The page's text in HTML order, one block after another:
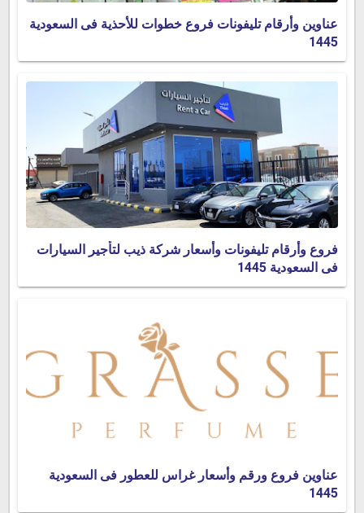
عناوين وأرقام تليفونات فروع خطوات للأحذية فى السعودية
1445
فروع وأرقام تليفونات وأسعار شركة ذيب لتأجير السيارات
فى السعودية 1445
عناوين فروع ورقم وأسعار غراس للعطور فى السعودية
1445